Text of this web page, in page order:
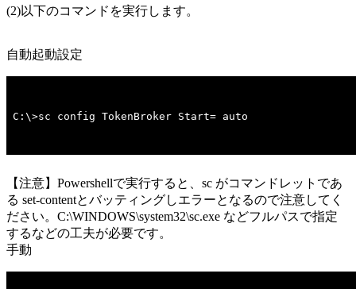
(2)以下のコマンドを実行します。
自動起動設定
C:\>sc config TokenBroker Start= auto
【注意】Powershellで実行すると、sc がコマンドレットであ
る set-contentとバッティングしエラーとなるので注意してく
ださい。C:\WINDOWS\system32\sc.exe などフルパスで指定
するなどの工夫が必要です。
手動